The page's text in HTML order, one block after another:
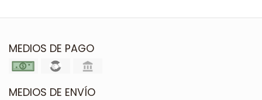
MEDIOS DE PAGO
MEDIOS DE ENVÍO